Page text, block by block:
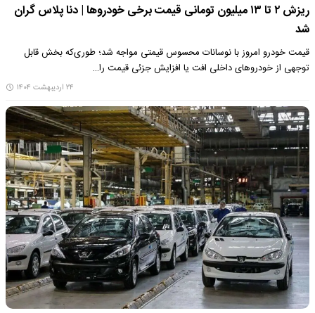
ریزش ۲ تا ۱۳ میلیون تومانی قیمت برخی خودروها | دنا پلاس گران
شد
قیمت خودرو امروز با نوسانات محسوس قیمتی مواجه شد؛ ‌طوری‌که بخش قابل
توجهی از خودروهای داخلی افت یا افزایش جزئی قیمت را…
۲۴ اردیبهشت ۱۴۰۴